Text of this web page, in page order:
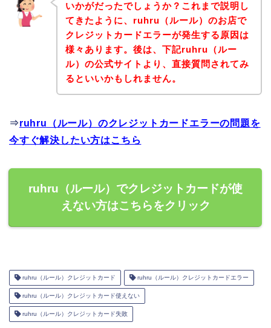
いかがだったでしょうか？これまで説明し
てきたように、ruhru（ルール）のお店で
クレジットカードエラーが発生する原因は
様々あります。後は、下記ruhru（ルー
ル）の公式サイトより、直接質問されてみ
るといいかもしれません。
⇒ruhru（ルール）のクレジットカードエラーの問題を
今すぐ解決したい方はこちら
ruhru（ルール）でクレジットカードが使
えない方はこちらをクリック
ruhru（ルール）クレジットカード ruhru（ルール）クレジットカードエラー
ruhru（ルール）クレジットカード使えない
ruhru（ルール）クレジットカード失敗